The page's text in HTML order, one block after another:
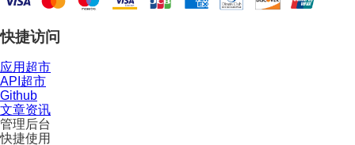
快捷访问
应用超市
API超市
Github
文章资讯
管理后台
快捷使用